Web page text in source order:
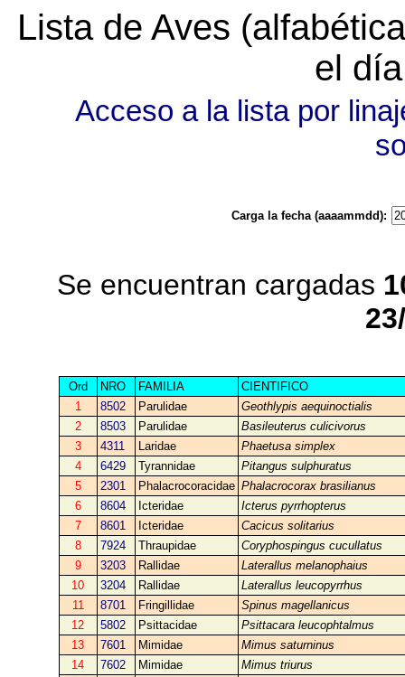
Lista de Aves
el
Acceso a la lista por
Carga la fecha (aaaammdd):
Se encuentran cargadas
Ord NRO FAMILIA
CIENTIFICO
1
8502 Parulidae
Geothlypis aequinoctialis
2
8503 Parulidae
Basileuterus culicivorus
3
4311 Laridae
Phaetusa simplex
4
6429 Tyrannidae
Pitangus sulphuratus
5
2301 Phalacrocoracidae Phalacrocorax brasilianus
6
8604 Icteridae
Icterus pyrrhopterus
7
8601 Icteridae
Cacicus solitarius
8
7924 Thraupidae
Coryphospingus cucullatus
9
3203 Rallidae
Laterallus melanophaius
10
3204 Rallidae
Laterallus leucopyrrhus
11
8701 Fringillidae
Spinus magellanicus
12
5802 Psittacidae
Psittacara leucophtalmus
13
7601 Mimidae
Mimus saturninus
14
7602 Mimidae
Mimus triurus